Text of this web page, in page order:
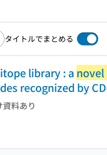
タイトルでまとめる
library : a
recognized by
料あり